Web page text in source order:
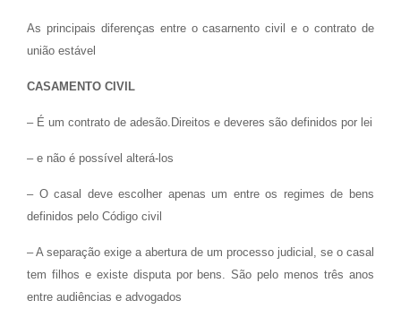
As principais diferenças entre o casarnento civil e o contrato de
união estável
CASAMENTO CIVIL
– É um contrato de adesão.Direitos e deveres são definidos por lei
– e não é possível alterá-los
– O casal deve escolher apenas um entre os regimes de bens
definidos pelo Código civil
– A separação exige a abertura de um processo judicial, se o casal
tem filhos e existe disputa por bens. São pelo menos três anos
entre audiências e advogados